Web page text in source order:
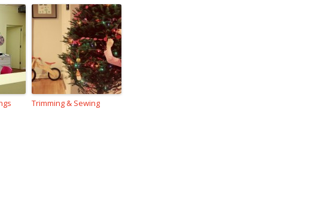
Trimming & Sewing